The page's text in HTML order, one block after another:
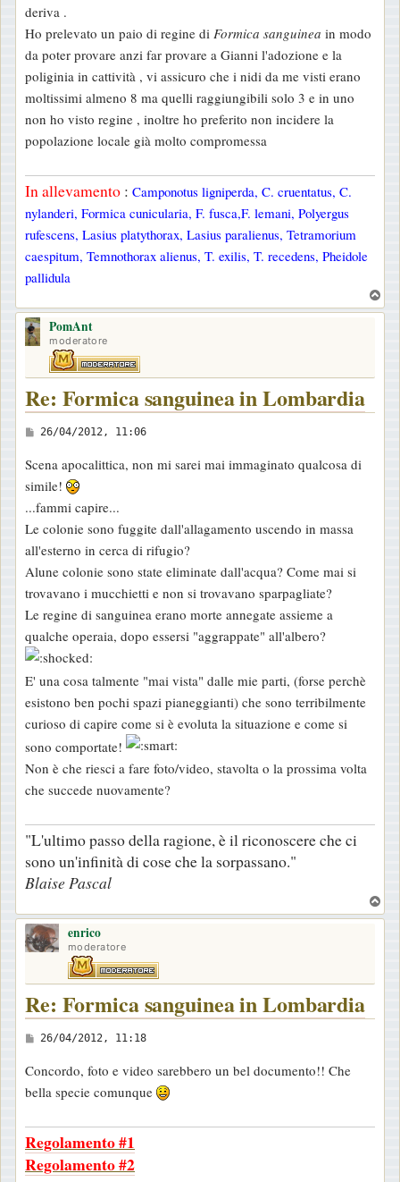
deriva .
Ho prelevato un paio di regine di Formica sanguinea in modo
da poter provare anzi far provare a Gianni l'adozione e la
poliginia in cattività , vi assicuro che i nidi da me visti erano
moltissimi almeno 8 ma quelli raggiungibili solo 3 e in uno
non ho visto regine , inoltre ho preferito non incidere la
popolazione locale già molto compromessa
In allevamento : Camponotus ligniperda, C. cruentatus, C.
nylanderi, Formica cunicularia, F. fusca,F. lemani, Polyergus
rufescens, Lasius platythorax, Lasius paralienus, Tetramorium
caespitum, Temnothorax alienus, T. exilis, T. recedens, Pheidole
pallidula
o
PomAnt
moderatore
Re: Formica sanguinea in Lombardia
M
s
s
a
g
g
i
o
26/04/2012, 11:06
Scena apocalittica, non mi sarei mai immaginato qualcosa di
simile!
...fammi capire...
Le colonie sono fuggite dall'allagamento uscendo in massa
all'esterno in cerca di rifugio?
Alune colonie sono state eliminate dall'acqua? Come mai si
trovavano i mucchietti e non si trovavano sparpagliate?
Le regine di sanguinea erano morte annegate assieme a
qualche operaia, dopo essersi "aggrappate" all'albero?
E' una cosa talmente "mai vista" dalle mie parti, (forse perchè
esistono ben pochi spazi pianeggianti) che sono terribilmente
curioso di capire come si è evoluta la situazione e come si
sono comportate!
Non è che riesci a fare foto/video, stavolta o la prossima volta
che succede nuovamente?
"L'ultimo passo della ragione, è il riconoscere che ci
sono un'infinità di cose che la sorpassano."
Blaise Pascal
o
enrico
moderatore
Re: Formica sanguinea in Lombardia
M
s
s
g
g
26/04/2012, 11:18
Concordo, foto e video sarebbero un bel documento!! Che
bella specie comunque
Regolamento #1
Regolamento #2